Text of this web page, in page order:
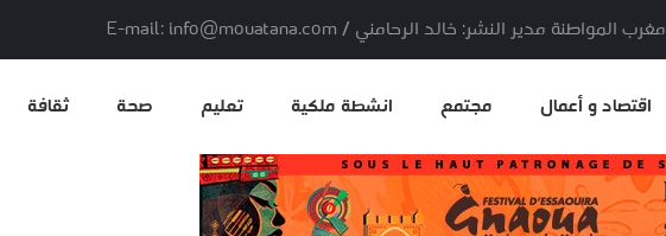
مغرب المواطنة مدير النشر: خالد الرحامني / E-mail: info@mouatana.com
اقتصاد و أعمال مجتمع انشطة ملكية تعليم صحة ثقافة